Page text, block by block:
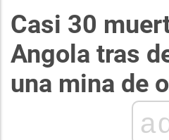
Casi 30
Angola tras
una mina de